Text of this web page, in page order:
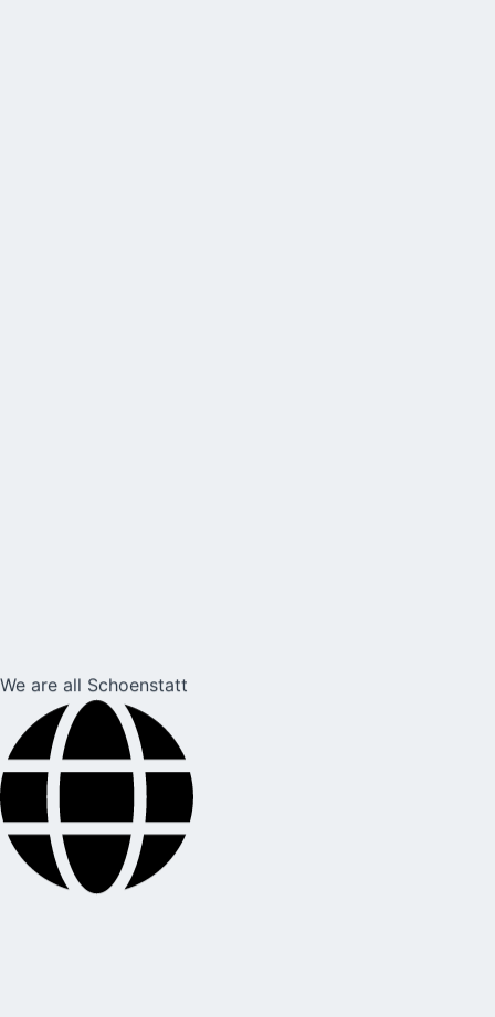
We are all Schoenstatt